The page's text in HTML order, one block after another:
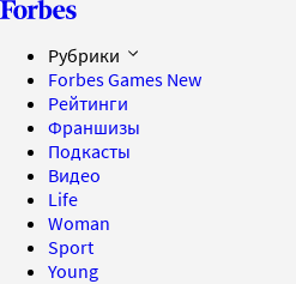
Рубрики
Forbes Games New
Рейтинги
Франшизы
Подкасты
Видео
Life
Woman
Sport
Young